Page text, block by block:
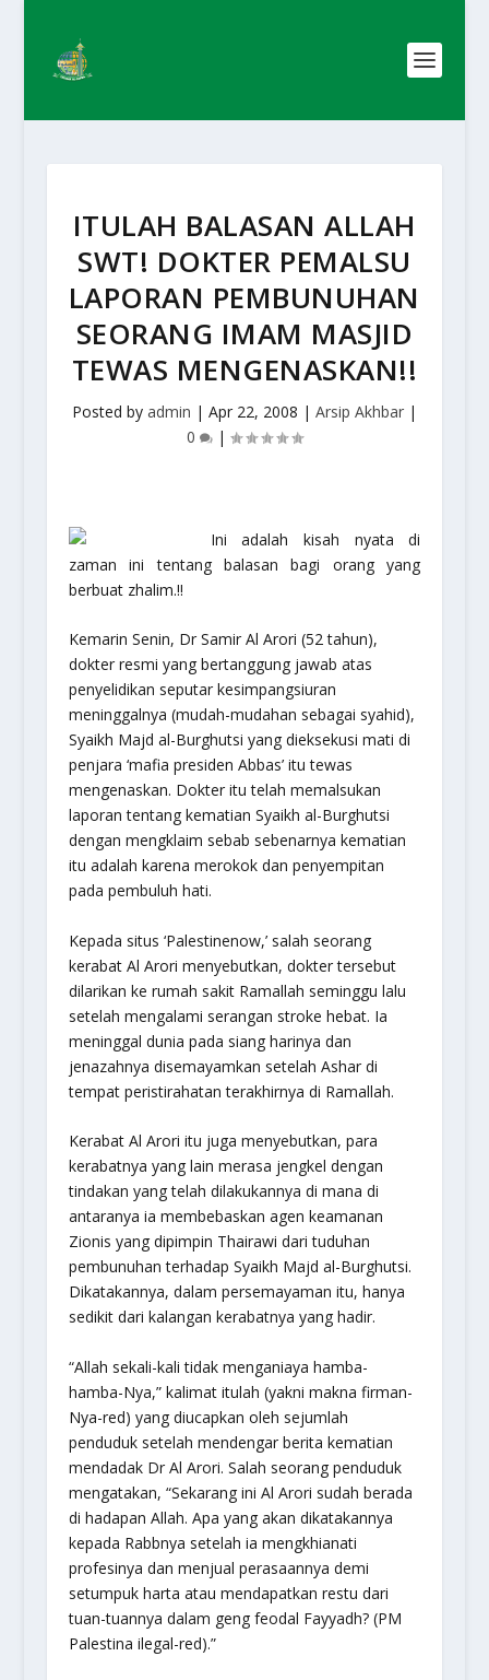
ITULAH BALASAN ALLAH
SWT! DOKTER PEMALSU
LAPORAN PEMBUNUHAN
SEORANG IMAM MASJID
TEWAS MENGENASKAN!!
Posted by admin | Apr 22, 2008 | Arsip Akhbar|
0
|
Ini adalah kisah nyata di
zaman ini tentang balasan bagi orang yang
berbuat zhalim.!!
Kemarin Senin, Dr Samir Al Arori (52 tahun),
dokter resmi yang bertanggung jawab atas
penyelidikan seputar kesimpangsiuran
meninggalnya (mudah-mudahan sebagai syahid),
Syaikh Majd al-Burghutsi yang dieksekusi mati di
penjara ‘mafia presiden Abbas’ itu tewas
mengenaskan. Dokter itu telah memalsukan
laporan tentang kematian Syaikh al-Burghutsi
dengan mengklaim sebab sebenarnya kematian
itu adalah karena merokok dan penyempitan
pada pembuluh hati.
Kepada situs ‘Palestinenow,’ salah seorang
kerabat Al Arori menyebutkan, dokter tersebut
dilarikan ke rumah sakit Ramallah seminggu lalu
setelah mengalami serangan stroke hebat. Ia
meninggal dunia pada siang harinya dan
jenazahnya disemayamkan setelah Ashar di
tempat peristirahatan terakhirnya di Ramallah.
Kerabat Al Arori itu juga menyebutkan, para
kerabatnya yang lain merasa jengkel dengan
tindakan yang telah dilakukannya di mana di
antaranya ia membebaskan agen keamanan
Zionis yang dipimpin Thairawi dari tuduhan
pembunuhan terhadap Syaikh Majd al-Burghutsi.
Dikatakannya, dalam persemayaman itu, hanya
sedikit dari kalangan kerabatnya yang hadir.
“Allah sekali-kali tidak menganiaya hamba-
hamba-Nya,”kalimat itulah (yakni makna firman-
Nya-red) yang diucapkan oleh sejumlah
penduduk setelah mendengar berita kematian
mendadak Dr Al Arori. Salah seorang penduduk
mengatakan, “Sekarang ini Al Arori sudah berada
di hadapan Allah. Apa yang akan dikatakannya
kepada Rabbnya setelah ia mengkhianati
profesinya dan menjual perasaannya demi
setumpuk harta atau mendapatkan restu dari
tuan-tuannya dalam geng feodal Fayyadh? (PM
Palestina ilegal-red).”